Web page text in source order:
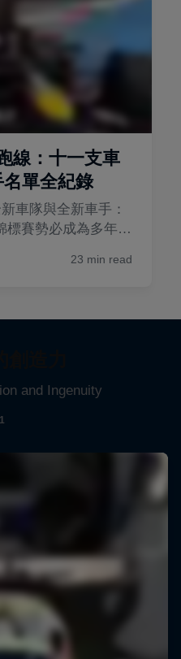
and Ingenuity